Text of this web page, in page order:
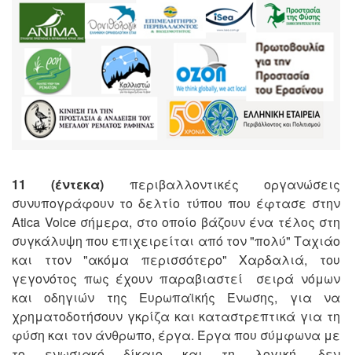
11 (έντεκα) περιβαλλοντικές οργανώσεις
συνυπογράφουν το δελτίο τύπου που έφτασε στην
Atica Voice σήμερα, στο οποίο βάζουν ένα τέλος στη
συγκάλυψη που επιχειρείται από τον "πολύ" Ταχιάο
και ττον "ακόμα περισσότερο" Χαρδαλιά, του
γεγονότος πως έχουν παραβιαστεί σειρά νόμων
και οδηγιών της Ευρωπαϊκής Ένωσης, για να
χρηματοδοτήσουν γκρίζα και καταστρεπτικά για τη
φύση και τον άνθρωπο, έργα. Έργα που σύμφωνα με